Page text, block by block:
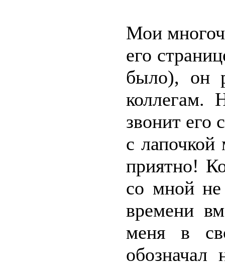
Мои
его
было), он
коллегам.
звонит его
с
приятно!
со мной
времени
меня в